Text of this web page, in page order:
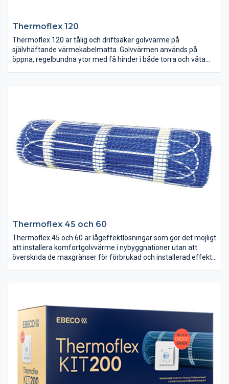
Thermoflex 120
Thermoflex 120 är tålig och driftsäker golvvärme på
självhäftande värmekabelmatta. Golvvärmen används på
öppna, regelbundna ytor med få hinder i både torra och våta
Thermoflex 45 och 60
Thermoflex 45 och 60 är lågeffektlösningar som gör det möjligt
att installera komfortgolvvärme i nybyggnationer utan att
överskrida de maxgränser för förbrukad och installerad effekt